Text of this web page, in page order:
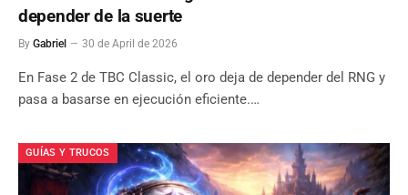
depender de la suerte
By Gabriel 30 de April de 2026
En Fase 2 de TBC Classic, el oro deja de depender del RNG y
pasa a basarse en ejecución eficiente.…
GUÍAS Y TRUCOS